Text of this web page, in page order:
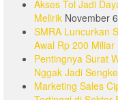
Akses Tol Jadi
Melirik November
SMRA Luncurkan
Awal Rp 200 Miliar
Pentingnya Surat
Nggak Jadi
Marketing Sales